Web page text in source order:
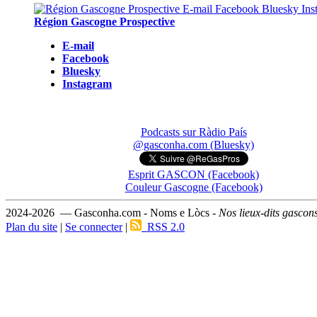
Région Gascogne Prospective
E-mail
Facebook
Bluesky
Instagram
Podcasts sur Ràdio País
@gasconha.com (Bluesky)
Esprit GASCON (Facebook)
Couleur Gascogne (Facebook)
2024-2026 — Gasconha.com - Noms e Lòcs - Nos lieux-dits
Plan du site
Se connecter| RSS 2.0